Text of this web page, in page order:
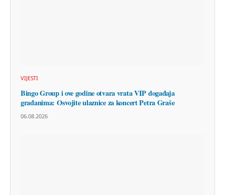
VIJESTI
Bingo Group i ove godine otvara vrata VIP događaja
građanima: Osvojite ulaznice za koncert Petra Graše
06.08.2026